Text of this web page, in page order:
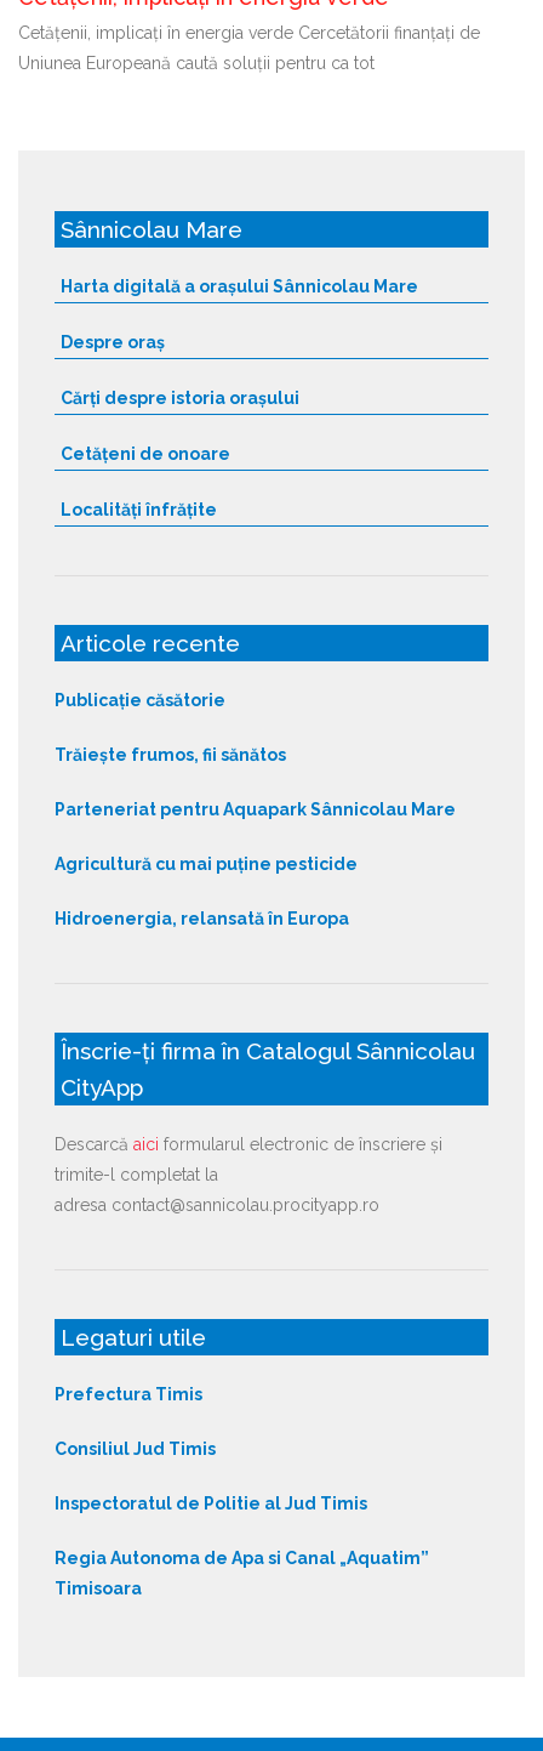
Cetățenii, implicați în energia verde Cercetătorii finanțați de
Uniunea Europeană caută soluții pentru ca tot
Sânnicolau Mare
Harta digitală a orașului Sânnicolau Mare
Despre oraș
Cărți despre istoria orașului
Cetățeni de onoare
Localități înfrățite
Articole recente
Publicație căsătorie
Trăiește frumos, fii sănătos
Parteneriat pentru Aquapark Sânnicolau Mare
Agricultură cu mai puține pesticide
Hidroenergia, relansată în Europa
Înscrie-ți firma în Catalogul Sânnicolau
CityApp
Descarcă aici formularul electronic de înscriere și
trimite-l completat la
adresa contact@sannicolau.procityapp.ro
Legaturi utile
Prefectura Timis
Consiliul Jud Timis
Inspectoratul de Politie al Jud Timis
Regia Autonoma de Apa si Canal „Aquatim”
Timisoara